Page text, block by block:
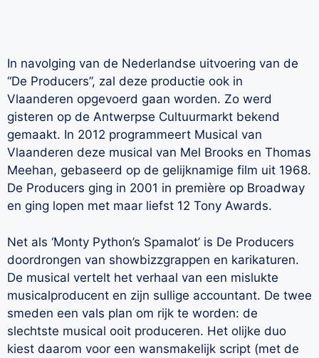
In navolging van de Nederlandse uitvoering van de
“De Producers”, zal deze productie ook in
Vlaanderen opgevoerd gaan worden. Zo werd
gisteren op de Antwerpse Cultuurmarkt bekend
gemaakt. In 2012 programmeert Musical van
Vlaanderen deze musical van Mel Brooks en Thomas
Meehan, gebaseerd op de gelijknamige film uit 1968.
De Producers ging in 2001 in première op Broadway
en ging lopen met maar liefst 12 Tony Awards.
Net als ‘Monty Python’s Spamalot’ is De Producers
doordrongen van showbizzgrappen en karikaturen.
De musical vertelt het verhaal van een mislukte
musicalproducent en zijn sullige accountant. De twee
smeden een vals plan om rijk te worden: de
slechtste musical ooit produceren. Het olijke duo
kiest daarom voor een wansmakelijk script (met de